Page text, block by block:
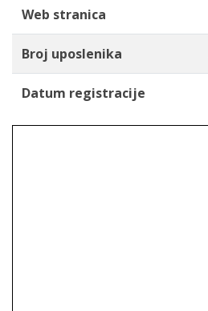
Web stranica
Broj uposlenika
Datum registracije